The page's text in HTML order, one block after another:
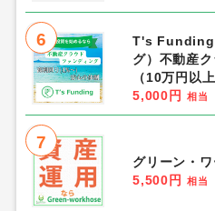
6
T's Funding
グ）不動産
（10万円以
5,000円
相当
7
グリーン・ワ
5,500円
相当